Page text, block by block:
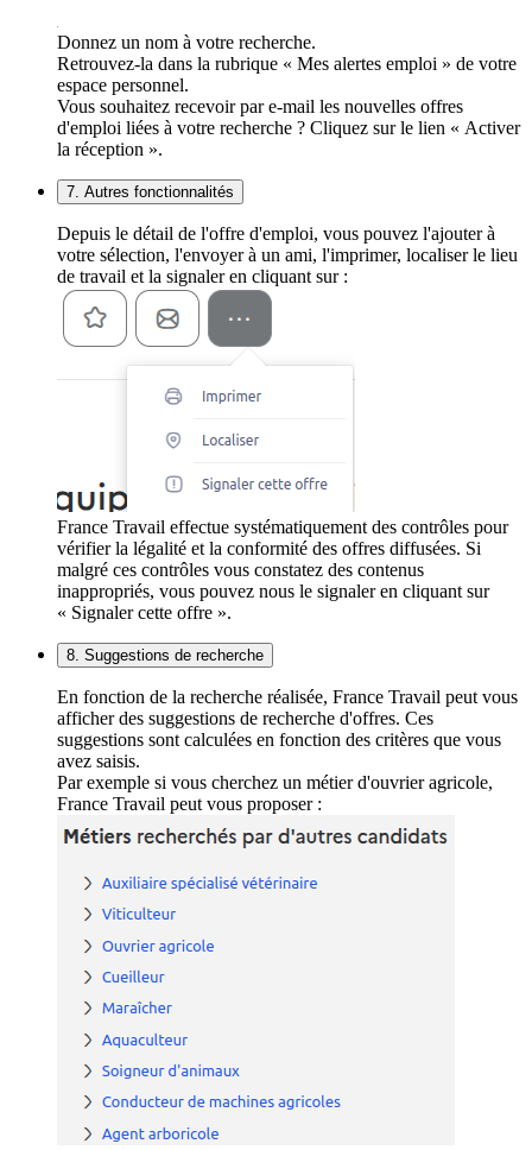
Donnez un nom à votre recherche.
Retrouvez-la dans la rubrique « Mes alertes emploi » de votre
espace personnel.
Vous souhaitez recevoir par e-mail les nouvelles offres
d'emploi liées à votre recherche ? Cliquez sur le lien « Activer
la réception ».
7. Autres fonctionnalités
Depuis le détail de l'offre d'emploi, vous pouvez l'ajouter à
votre sélection, l'envoyer à un ami, l'imprimer, localiser le lieu
de travail et la signaler en cliquant sur :
France Travail effectue systématiquement des contrôles pour
vérifier la légalité et la conformité des offres diffusées. Si
malgré ces contrôles vous constatez des contenus
inappropriés, vous pouvez nous le signaler en cliquant sur
« Signaler cette offre ».
8. Suggestions de recherche
En fonction de la recherche réalisée, France Travail peut vous
afficher des suggestions de recherche d'offres. Ces
suggestions sont calculées en fonction des critères que vous
avez saisis.
Par exemple si vous cherchez un métier d'ouvrier agricole,
France Travail peut vous proposer :